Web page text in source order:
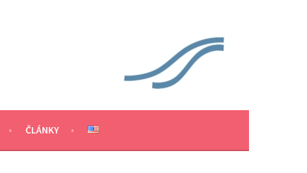
ČLÁNKY